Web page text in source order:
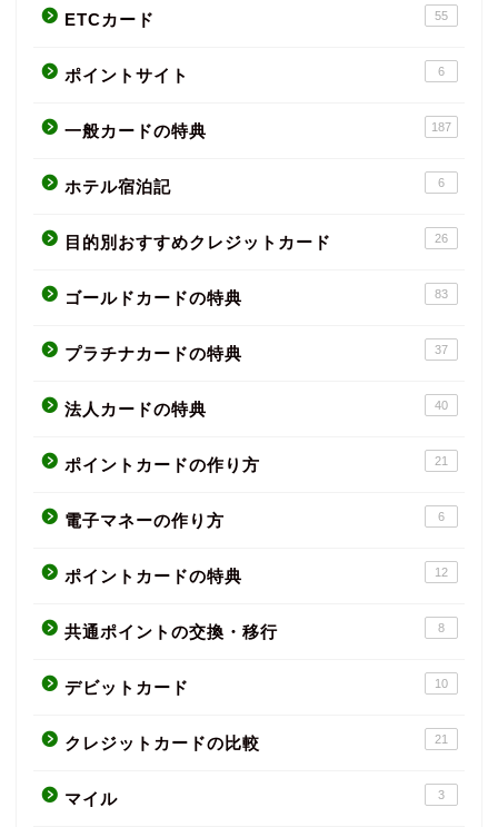
ETCカード 55
ポイントサイト 6
一般カードの特典 187
ホテル宿泊記 6
目的別おすすめクレジットカード 26
ゴールドカードの特典 83
プラチナカードの特典 37
法人カードの特典 40
ポイントカードの作り方 21
電子マネーの作り方 6
ポイントカードの特典 12
共通ポイントの交換・移行 8
デビットカード 10
クレジットカードの比較 21
マイル 3